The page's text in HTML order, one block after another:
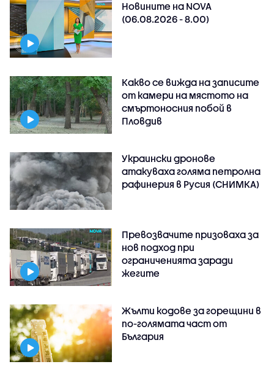
Новините на NOVA
(06.08.2026 - 8.00)
Какво се вижда на записите
от камери на мястото на
смъртоносния побой в
Пловдив
Украински дронове
атакуваха голяма петролна
рафинерия в Русия (СНИМКА)
Превозвачите призоваха за
нов подход при
ограниченията заради
жегите
Жълти кодове за горещини в
по-голямата част от
България